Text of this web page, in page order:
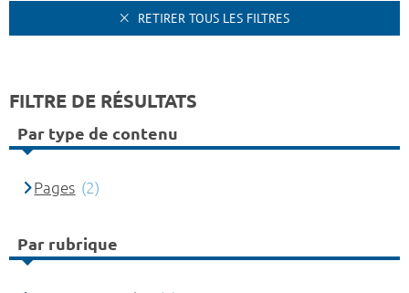
RETIRER TOUS LES FILTRES
FILTRE DE RÉSULTATS
Par type de contenu
Pages (2)
Par rubrique